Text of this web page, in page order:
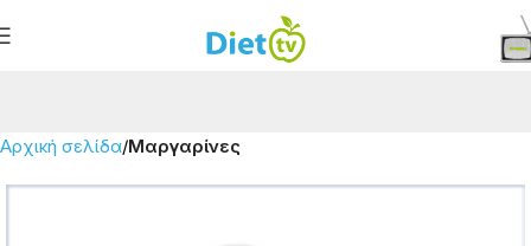
Αρχική σελίδα Μαργαρίνες